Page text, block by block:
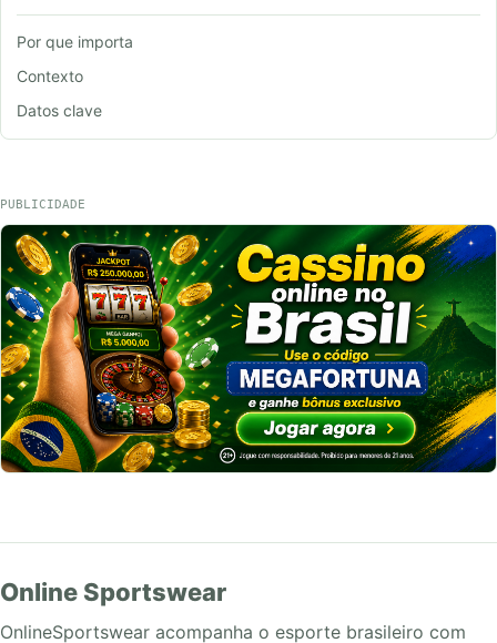
Por que importa
Contexto
Datos clave
PUBLICIDADE
Online Sportswear
OnlineSportswear acompanha o esporte brasileiro com